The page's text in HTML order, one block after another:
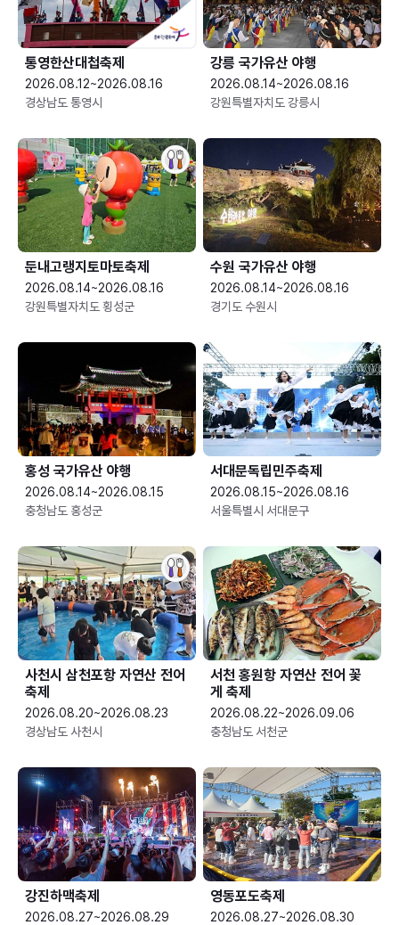
통영한산대첩축제
2026.08.12~2026.08.16
경상남도 통영시
강릉 국가유산 야행
2026.08.14~2026.08.16
강원특별자치도 강릉시
둔내고랭지토마토축제
2026.08.14~2026.08.16
강원특별자치도 횡성군
수원 국가유산 야행
2026.08.14~2026.08.16
경기도 수원시
홍성 국가유산 야행
2026.08.14~2026.08.15
충청남도 홍성군
서대문독립민주축제
2026.08.15~2026.08.16
서울특별시 서대문구
사천시 삼천포항 자연산 전어
축제
2026.08.20~2026.08.23
경상남도 사천시
서천 홍원항 자연산 전어 꽃
게 축제
2026.08.22~2026.09.06
충청남도 서천군
강진하맥축제
2026.08.27~2026.08.29
영동포도축제
2026.08.27~2026.08.30